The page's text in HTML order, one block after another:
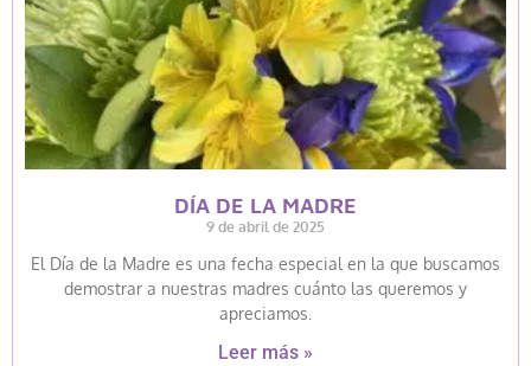
DÍA DE LA MADRE
9 de abril de 2025
El Día de la Madre es una fecha especial en la que buscamos
demostrar a nuestras madres cuánto las queremos y
apreciamos.
Leer más »